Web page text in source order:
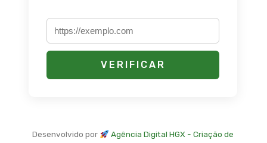
VERIFICAR
Desenvolvido por
Agência Digital HGX - Criação de